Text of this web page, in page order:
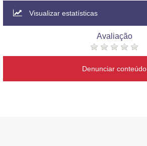
Visualizar estatísticas
Avaliação
Denunciar conteúdo